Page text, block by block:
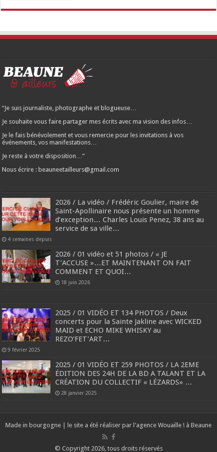
articles…
“Je suis journaliste, photographe et blogueuse…
Je souhaite vous faire partager mes écrits avec ma vision des infos…
Je le fais bénévolement et vous remercie pour les invitations à vos
événements, vos manifestations…
Je reste à votre disposition…”
Nous écrire : beauneetailleurs@gmail.com
2026 / La vidéo / Frédéric Goulier, maire de
Saint-Apollinaire nous présente un homme
d’exception… Charles Louis Penez, 38 ans au
service de sa ville…
4 semaines depuis
2026 / 01 vidéo et 51 photos / « JE
T’ACCUSE »…ET MAINTENANT ON FAIT
COMMENT ET QUOI…
18 juin 2026
2025 / 01 VIDÉO ET 134 PHOTOS / Deux
concerts pour la Sainte Jakline avec WICKED
MAID et ECHO MIKE WHISKY au
REZO’FET’ART…
9 février 2025
2025 / 01 VIDÉO ET 259 PHOTOS / LA 2EME
ÉDITION DES 24H DE LA BD A TALANT ET LA
CRÉATION DU COLLECTIF « LÉZARDS» …
28 janvier 2025
Made in bourgogne | le site a été réaliser par l'agence Wouaille ! à Beaune
© Copyright 2026, tous droits réservés